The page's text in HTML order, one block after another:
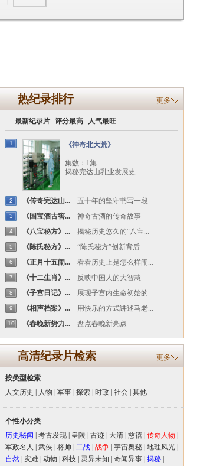
热纪录排行 更多
最新纪录片 评分最高 人气最旺
1 《神奇北大荒》
集数：1集
揭秘完达山乳业发展史
2 《传奇完达山... 五十年的坚守书写一段...
3 《国宝酒古窖... 神奇古酒的传奇故事
4 《八宝秘方》... 揭秘历史悠久的“八宝...
5 《陈氏秘方》... “陈氏秘方”创新背后...
6 《正月十五闹... 看看历史上是怎么样闹...
7 《十二生肖》... 反映中国人的大智慧
8 《子宫日记》... 展现子宫内生命初始的...
9 《相声档案》... 用快乐的方式讲述马老...
10 《春晚新势力... 盘点春晚新亮点
高清纪录片检索 更多
按类型检索
人文历史
人物 军事 探索 时政 社会 其他
个性小分类
历史秘闻
考古发现 皇陵 古迹 大清 慈禧 传奇人物
军政名人
武侠 将帅 二战 战争 宇宙奥秘 地理风光
自然
灾难 动物 科技 灵异未知 奇闻异事 揭秘